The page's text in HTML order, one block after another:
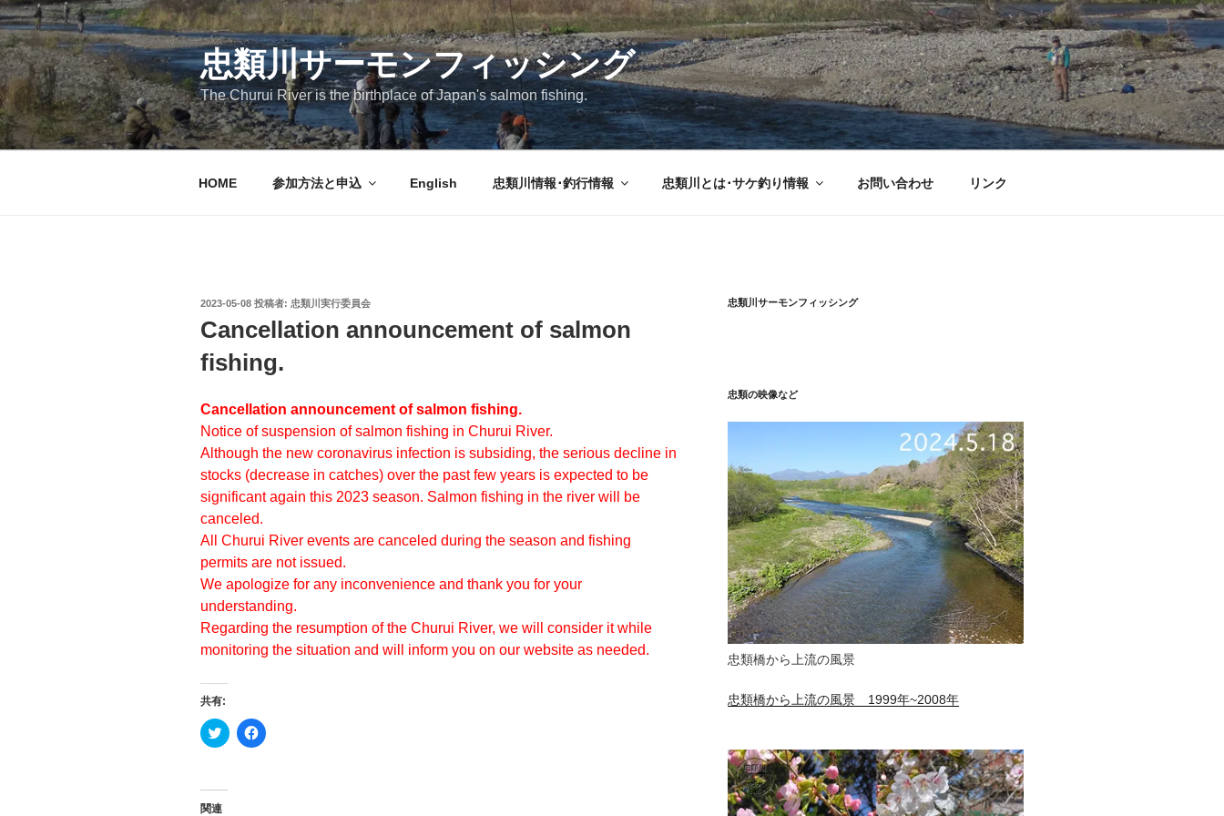
コ
ン
テ
ン
ツ
へ
ス
忠類川サーモンフィッシング
The Churui River is the birthplace of Japan's salmon fishing.
HOME 参加方法と申込 English 忠類川情報･釣行情報 忠類川とは･サケ釣り情報 お問い合わせ リンク
投
日:
2023-05-08 投稿者: 忠類川実行委員会
Cancellation announcement of salmon
fishing.
Cancellation announcement of salmon fishing.
Notice of suspension of salmon fishing in Churui River.
Although the new coronavirus infection is subsiding, the serious decline in
stocks (decrease in catches) over the past few years is expected to be
significant again this 2023 season. Salmon fishing in the river will be
canceled.
All Churui River events are canceled during the season and fishing
permits are not issued.
We apologize for any inconvenience and thank you for your
understanding.
Regarding the resumption of the Churui River, we will consider it while
monitoring the situation and will inform you on our website as needed.
共有:
ク
リ
て
F
a
関連
忠類川サーモンフィッシング
忠類の映像など
忠類橋から上流の風景
忠類橋から上流の風景 1999年~2008年